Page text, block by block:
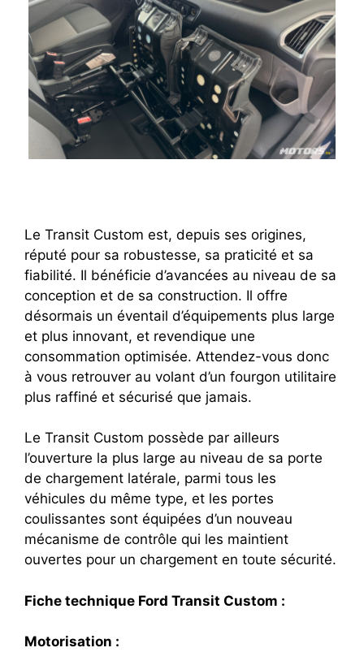
Le Transit Custom est, depuis ses origines,
réputé pour sa robustesse, sa praticité et sa
fiabilité. Il bénéficie d’avancées au niveau de sa
conception et de sa construction. Il offre
désormais un éventail d’équipements plus large
et plus innovant, et revendique une
consommation optimisée. Attendez-vous donc
à vous retrouver au volant d’un fourgon utilitaire
plus raffiné et sécurisé que jamais.
Le Transit Custom possède par ailleurs
l’ouverture la plus large au niveau de sa porte
de chargement latérale, parmi tous les
véhicules du même type, et les portes
coulissantes sont équipées d’un nouveau
mécanisme de contrôle qui les maintient
ouvertes pour un chargement en toute sécurité.
Fiche technique Ford Transit Custom :
Motorisation :